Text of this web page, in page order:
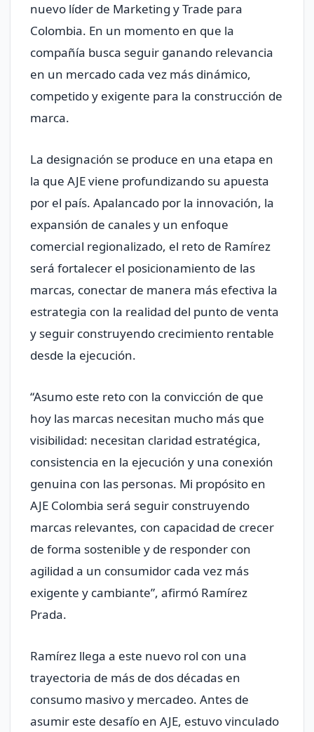
nuevo líder de Marketing y Trade para
Colombia. En un momento en que la
compañía busca seguir ganando relevancia
en un mercado cada vez más dinámico,
competido y exigente para la construcción de
marca.
La designación se produce en una etapa en
la que AJE viene profundizando su apuesta
por el país. Apalancado por la innovación, la
expansión de canales y un enfoque
comercial regionalizado, el reto de Ramírez
será fortalecer el posicionamiento de las
marcas, conectar de manera más efectiva la
estrategia con la realidad del punto de venta
y seguir construyendo crecimiento rentable
desde la ejecución.
“Asumo este reto con la convicción de que
hoy las marcas necesitan mucho más que
visibilidad: necesitan claridad estratégica,
consistencia en la ejecución y una conexión
genuina con las personas. Mi propósito en
AJE Colombia será seguir construyendo
marcas relevantes, con capacidad de crecer
de forma sostenible y de responder con
agilidad a un consumidor cada vez más
exigente y cambiante”, afirmó Ramírez
Prada.
Ramírez llega a este nuevo rol con una
trayectoria de más de dos décadas en
consumo masivo y mercadeo. Antes de
asumir este desafío en AJE, estuvo vinculado